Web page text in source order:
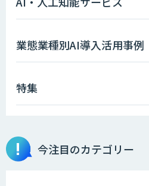
ソフトクリエ
TDSEEye
業態業種別AI導入活用事例
特集
今注目のカテゴリー